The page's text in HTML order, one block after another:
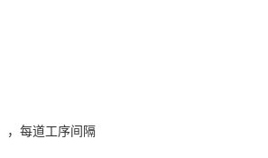
，每道工序间隔